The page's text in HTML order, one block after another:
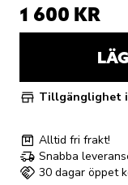
1 600 KR
Tillgänglighet
Alltid fri frakt!
Snabba
30 dagar öppet